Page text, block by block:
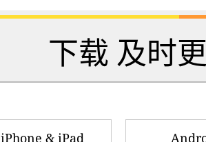
下载 及时
iPhone & iPad